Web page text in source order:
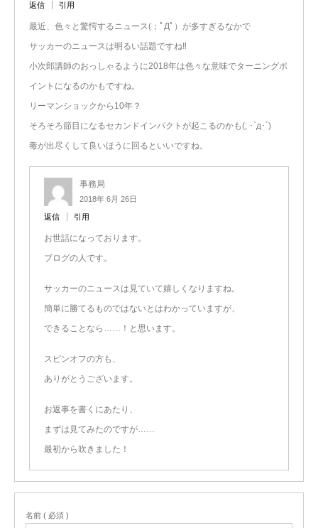
返信 引用
最近、色々と驚愕するニュース(；ﾟДﾟ）が多すぎるなかで
サッカーのニュースは明るい話題ですね‼
小次郎講師のおっしゃるように2018年は色々な意味でターニングポ
イントになるのかもですね。
リーマンショックから10年？
そろそろ節目になるセカンドインパクトが起こるのかも(; ･`д･´)
毒が出尽くして良いほうに回るといいですね。
事務局
2018年 6月 26日
返信 引用
お世話になっております。
ブログの人です。
サッカーのニュースは見ていて嬉しくなりますね。
簡単に勝てるものではないとはわかっていますが、
できることなら……！と思います。
スピンオフの方も、
ありがとうございます。
お返事を書くにあたり、
まずは見てみたのですが……
最初から吹きました！
名前 ( 必須 )